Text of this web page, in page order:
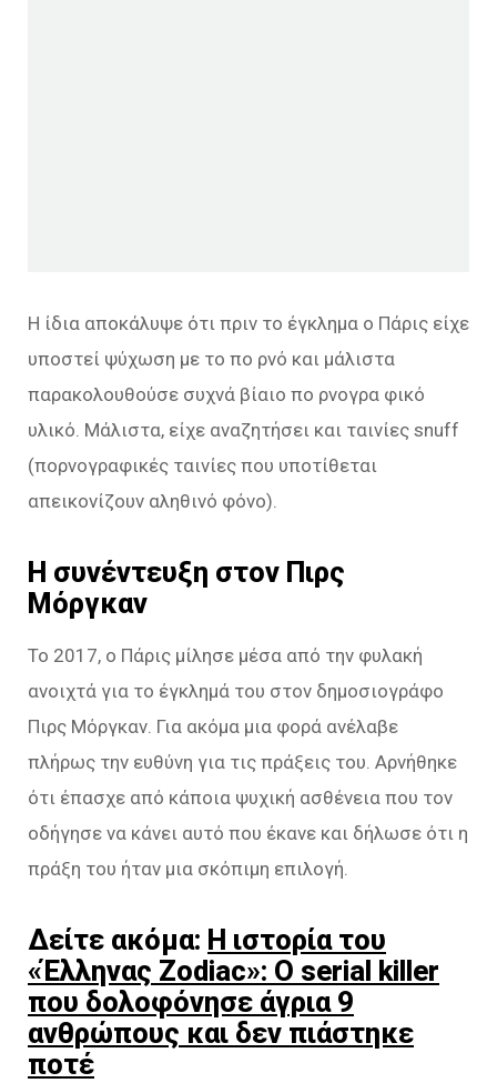
Η ίδια αποκάλυψε ότι πριν το έγκλημα ο Πάρις είχε
υποστεί ψύχωση με το πο ρνό και μάλιστα
παρακολουθούσε συχνά βίαιο πο ρνογρα φικό
υλικό. Μάλιστα, είχε αναζητήσει και ταινίες snuff
(πορνογραφικές ταινίες που υποτίθεται
απεικονίζουν αληθινό φόνο).
Η συνέντευξη στον Πιρς
Μόργκαν
Το 2017, ο Πάρις μίλησε μέσα από την φυλακή
ανοιχτά για το έγκλημά του στον δημοσιογράφο
Πιρς Μόργκαν. Για ακόμα μια φορά ανέλαβε
πλήρως την ευθύνη για τις πράξεις του. Αρνήθηκε
ότι έπασχε από κάποια ψυχική ασθένεια που τον
οδήγησε να κάνει αυτό που έκανε και δήλωσε ότι η
πράξη του ήταν μια σκόπιμη επιλογή.
Δείτε ακόμα: Η ιστορία του
«Έλληνας Zodiac»: Ο serial killer
που δολοφόνησε άγρια 9
ανθρώπους και δεν πιάστηκε
ποτέ